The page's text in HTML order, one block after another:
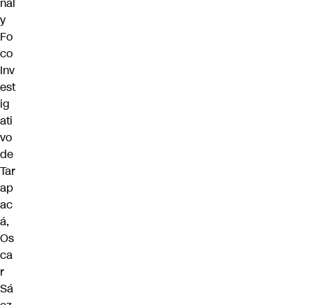
y
Fo
co
Inv
est
ig
ati
vo
de
Tar
ap
ac
á,
Os
ca
r
Sá